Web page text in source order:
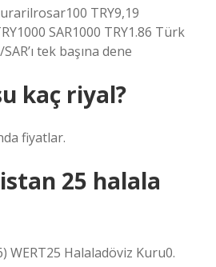
TRY9,19
SAR1000 TRY1.86 Türk
tek başına dene
kaç riyal?
fiyatlar.
25 halala
WERT25 Halaladöviz Kuru0.